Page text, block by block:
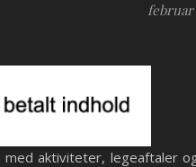
februar
aktiviteter, legeaftaler